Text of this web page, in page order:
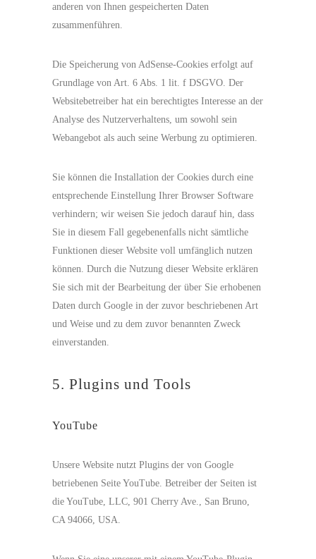
anderen von Ihnen gespeicherten Daten
zusammenführen.
Die Speicherung von AdSense-Cookies erfolgt auf
Grundlage von Art. 6 Abs. 1 lit. f DSGVO. Der
Websitebetreiber hat ein berechtigtes Interesse an der
Analyse des Nutzerverhaltens, um sowohl sein
Webangebot als auch seine Werbung zu optimieren.
Sie können die Installation der Cookies durch eine
entsprechende Einstellung Ihrer Browser Software
verhindern; wir weisen Sie jedoch darauf hin, dass
Sie in diesem Fall gegebenenfalls nicht sämtliche
Funktionen dieser Website voll umfänglich nutzen
können. Durch die Nutzung dieser Website erklären
Sie sich mit der Bearbeitung der über Sie erhobenen
Daten durch Google in der zuvor beschriebenen Art
und Weise und zu dem zuvor benannten Zweck
einverstanden.
5. Plugins und Tools
YouTube
Unsere Website nutzt Plugins der von Google
betriebenen Seite YouTube. Betreiber der Seiten ist
die YouTube, LLC, 901 Cherry Ave., San Bruno,
CA 94066, USA.